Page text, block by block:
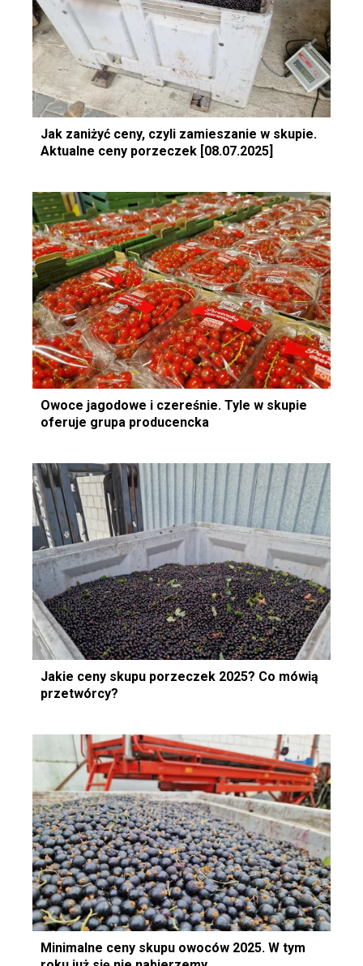
Jak zaniżyć ceny, czyli zamieszanie w skupie.
Aktualne ceny porzeczek [08.07.2025]
Owoce jagodowe i czereśnie. Tyle w skupie
oferuje grupa producencka
Jakie ceny skupu porzeczek 2025? Co mówią
przetwórcy?
Minimalne ceny skupu owoców 2025. W tym